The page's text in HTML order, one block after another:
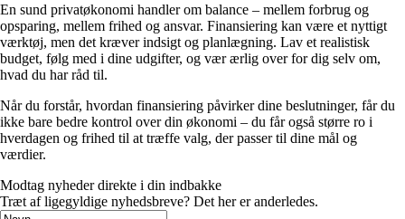
En sund privatøkonomi handler om balance – mellem forbrug og
opsparing, mellem frihed og ansvar. Finansiering kan være et nyttigt
værktøj, men det kræver indsigt og planlægning. Lav et realistisk
budget, følg med i dine udgifter, og vær ærlig over for dig selv om,
hvad du har råd til.
Når du forstår, hvordan finansiering påvirker dine beslutninger, får du
ikke bare bedre kontrol over din økonomi – du får også større ro i
hverdagen og frihed til at træffe valg, der passer til dine mål og
værdier.
Modtag nyheder direkte i din indbakke
Træt af ligegyldige nyhedsbreve? Det her er anderledes.